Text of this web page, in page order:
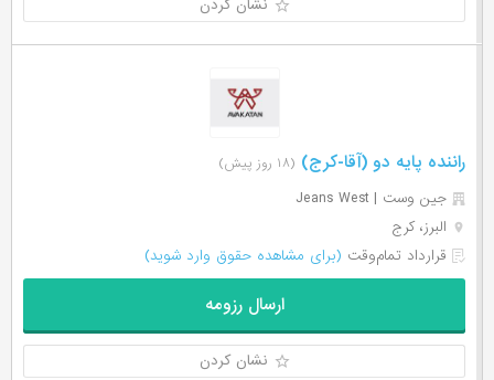
نشان کردن
راننده پایه دو (آقا-کرج) (۱۸ روز پیش)
جین وست | Jeans West
البرز، کرج
قرارداد تمام‌وقت (برای مشاهده حقوق وارد شوید)
ارسال رزومه
نشان کردن